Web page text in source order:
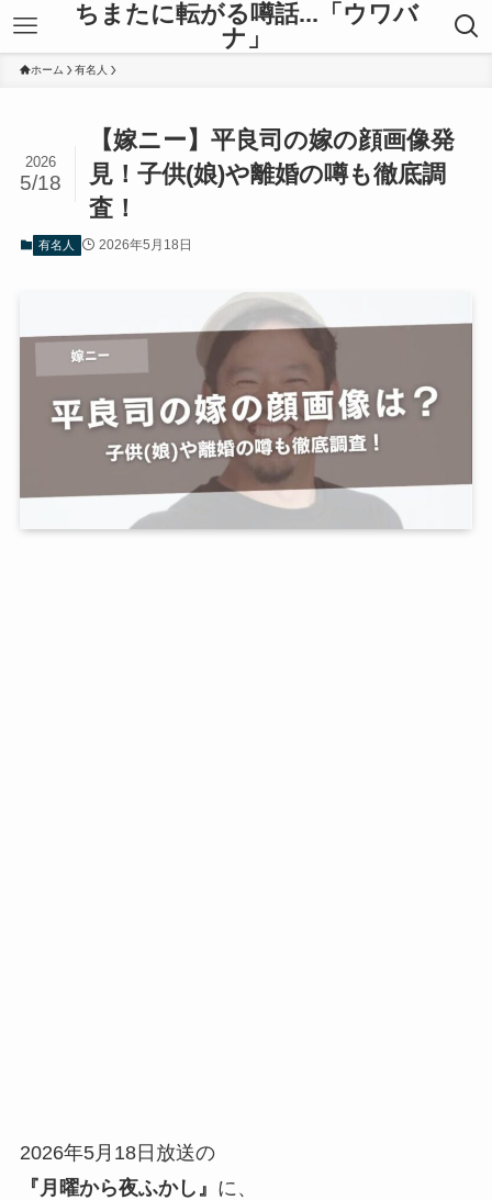
ちまたに転がる噂話...「ウワバ
ナ」
ホーム 有名人
【嫁ニー】平良司の嫁の顔画像発
見！子供(娘)や離婚の噂も徹底調
査！
2026
5/18
有名人 2026年5月18日
2026年5月18日放送の
『月曜から夜ふかし』 に、